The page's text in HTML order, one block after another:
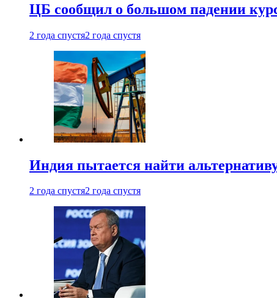
ЦБ сообщил о большом падении
2 года спустя2 года спустя
Индия пытается найти
2 года спустя2 года спустя